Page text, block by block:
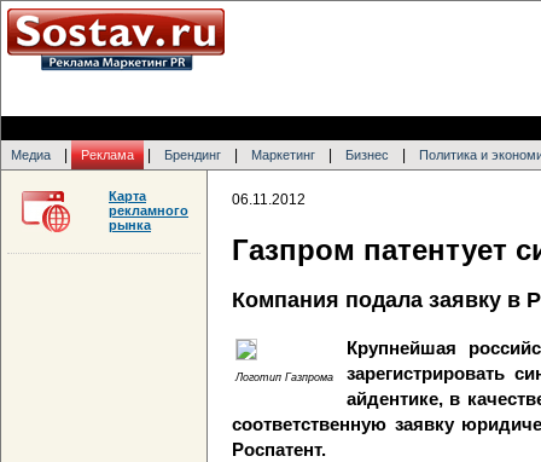
Медиа Реклама Брендинг Маркетинг Бизнес Политика и
06.11.2012
Газпром патентует
Компания подала заявку в
Логотип Газпрома
Крупнейшая
зарегистрировать
айдентике, в
соответственную заявку
Роспатент.
Карта
рекламного
рынка